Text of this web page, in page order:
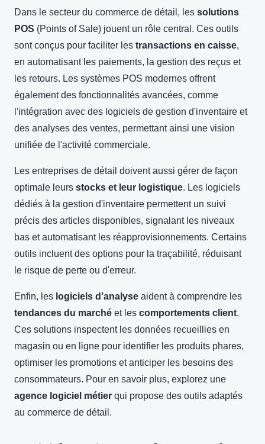
Dans le secteur du commerce de détail, les solutions
POS (Points of Sale) jouent un rôle central. Ces outils
sont conçus pour faciliter les transactions en caisse,
en automatisant les paiements, la gestion des reçus et
les retours. Les systèmes POS modernes offrent
également des fonctionnalités avancées, comme
l'intégration avec des logiciels de gestion d'inventaire et
des analyses des ventes, permettant ainsi une vision
unifiée de l'activité commerciale.
Les entreprises de détail doivent aussi gérer de façon
optimale leurs stocks et leur logistique. Les logiciels
dédiés à la gestion d'inventaire permettent un suivi
précis des articles disponibles, signalant les niveaux
bas et automatisant les réapprovisionnements. Certains
outils incluent des options pour la traçabilité, réduisant
le risque de perte ou d'erreur.
Enfin, les logiciels d’analyse aident à comprendre les
tendances du marché et les comportements client.
Ces solutions inspectent les données recueillies en
magasin ou en ligne pour identifier les produits phares,
optimiser les promotions et anticiper les besoins des
consommateurs. Pour en savoir plus, explorez une
agence logiciel métier qui propose des outils adaptés
au commerce de détail.